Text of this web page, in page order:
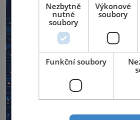
Nezbytně
nutné
soubory
Výkonové
soubory
Funkční soubory